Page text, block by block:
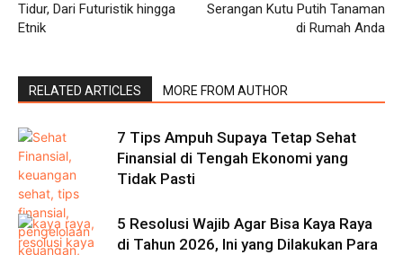
Tidur, Dari Futuristik hingga
Etnik
Serangan Kutu Putih Tanaman
di Rumah Anda
RELATED ARTICLES MORE FROM AUTHOR
7 Tips Ampuh Supaya Tetap Sehat
Finansial di Tengah Ekonomi yang
Tidak Pasti
5 Resolusi Wajib Agar Bisa Kaya Raya
di Tahun 2026, Ini yang Dilakukan Para